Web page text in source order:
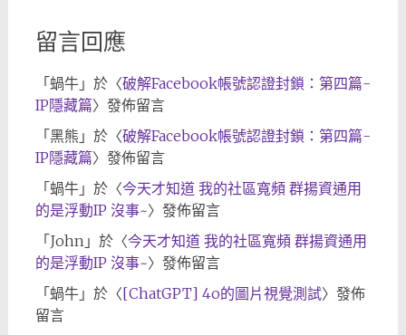
留言回應
「蝸牛」於〈破解Facebook帳號認證封鎖：第四篇-
IP隱藏篇〉發佈留言
「黑熊 」於〈破解Facebook帳號認證封鎖：第四篇-
IP隱藏篇〉發佈留言
「蝸牛」於〈今天才知道 我的社區寬頻 群揚資通用
的是浮動IP 沒事~〉發佈留言
「John 」於〈今天才知道 我的社區寬頻 群揚資通用
的是浮動IP 沒事~〉發佈留言
「蝸牛」於〈[ChatGPT] 4o的圖片視覺測試〉發佈
留言